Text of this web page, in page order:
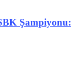
Şampiyonu: